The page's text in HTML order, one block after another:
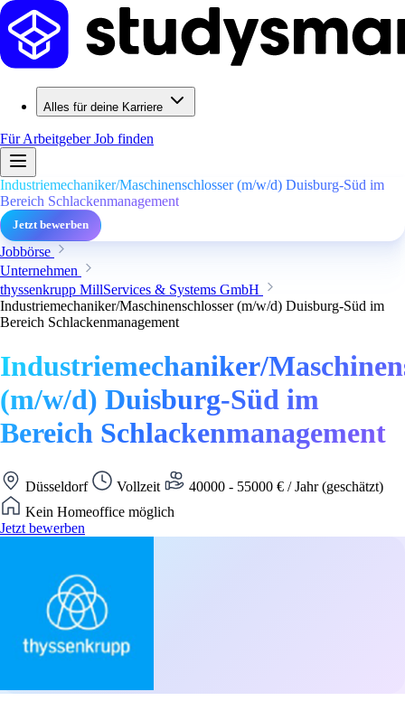
Alles für deine Karriere
Für ArbeitgeberJob finden
Industriemechaniker/Maschinenschlosser (m/w/d) Duisburg-Süd im
Bereich Schlackenmanagement
Jetzt bewerben
Jobbörse
Unternehmen
thyssenkrupp MillServices & Systems GmbH
Industriemechaniker/Maschinenschlosser (m/w/d) Duisburg-Süd im
Bereich Schlackenmanagement
Industriemechaniker/
(m/w/d) Duisburg-Süd im
Bereich Schlackenmanagement
Düsseldorf Vollzeit
40000 - 55000 € / Jahr (geschätzt)
Kein Homeoffice möglich
Jetzt bewerben